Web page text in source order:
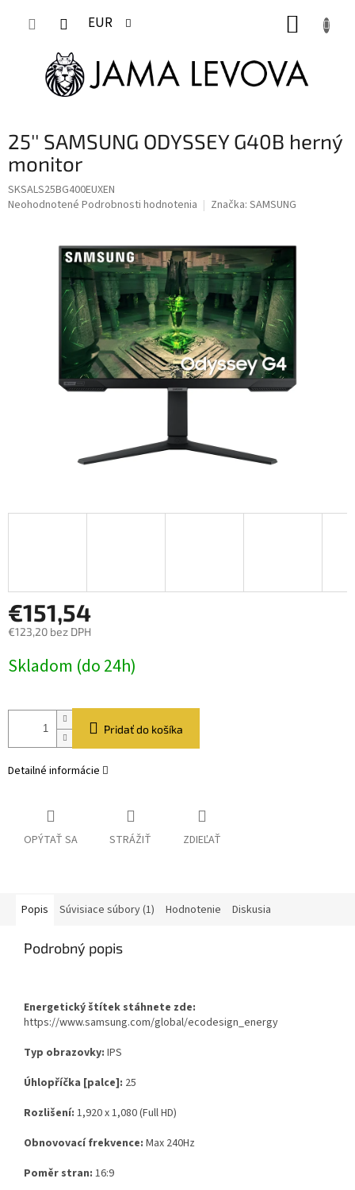
EUR
25'' SAMSUNG ODYSSEY G40B herný
monitor
SKSALS25BG400EUXEN
Priemerné
Neohodnotené Podrobnosti hodnotenia Značka: SAMSUNG
€151,54
€123,20 bez DPH
cena:
Skladom (do 24h)
Pridať do košíka
Detailné informácie
OPÝTAŤ SA STRÁŽIŤ ZDIEĽAŤ
Popis Súvisiace súbory (1) Hodnotenie Diskusia
Podrobný popis
Energetický štítek stáhnete zde:
https://www.samsung.com/global/ecodesign_energy
Typ obrazovky: IPS
Úhlopříčka [palce]: 25
Rozlišení: 1,920 x 1,080 (Full HD)
Obnovovací frekvence: Max 240Hz
Poměr stran: 16:9